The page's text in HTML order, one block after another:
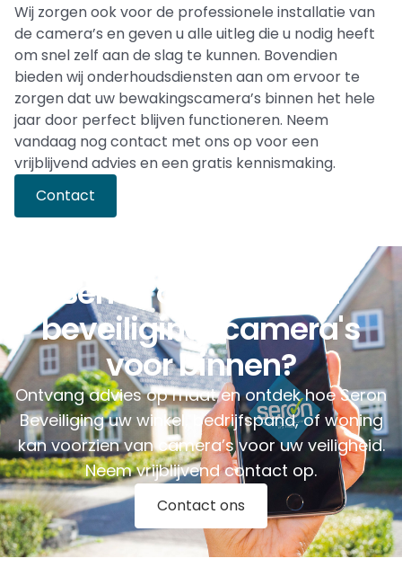
Wij zorgen ook voor de professionele installatie van
de camera’s en geven u alle uitleg die u nodig heeft
om snel zelf aan de slag te kunnen. Bovendien
bieden wij onderhoudsdiensten aan om ervoor te
zorgen dat uw bewakingscamera’s binnen het hele
jaar door perfect blijven functioneren. Neem
vandaag nog contact met ons op voor een
vrijblijvend advies en een gratis kennismaking.
Contact
Bent u op zoek naar
beveiligingscamera's
voor binnen?
Ontvang advies op maat en ontdek hoe Seron
Beveiliging uw winkel, bedrijfspand, of woning
kan voorzien van camera’s voor uw veiligheid.
Neem vrijblijvend contact op.
Contact ons